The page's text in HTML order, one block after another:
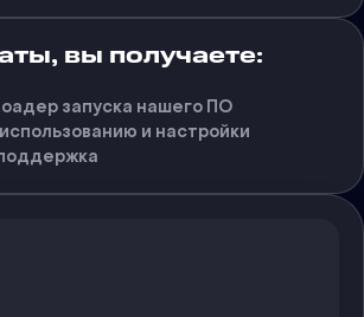
вы получаете:
запуска нашего ПО
и настройки